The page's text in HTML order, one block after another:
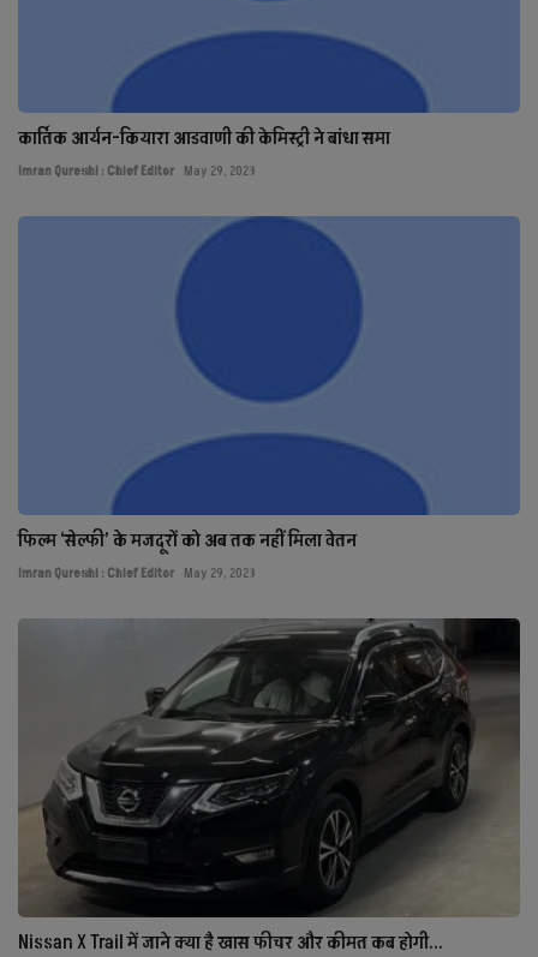
कार्तिक आर्यन-कियारा आडवाणी की केमिस्ट्री ने बांधा समा
Imran Qureshi : Chief Editor May 29, 2023
फिल्म ‘सेल्फी’ के मजदूरों को अब तक नहीं मिला वेतन
Imran Qureshi : Chief Editor May 29, 2023
Nissan X Trail में जाने क्या है खास फीचर और कीमत कब होगी...